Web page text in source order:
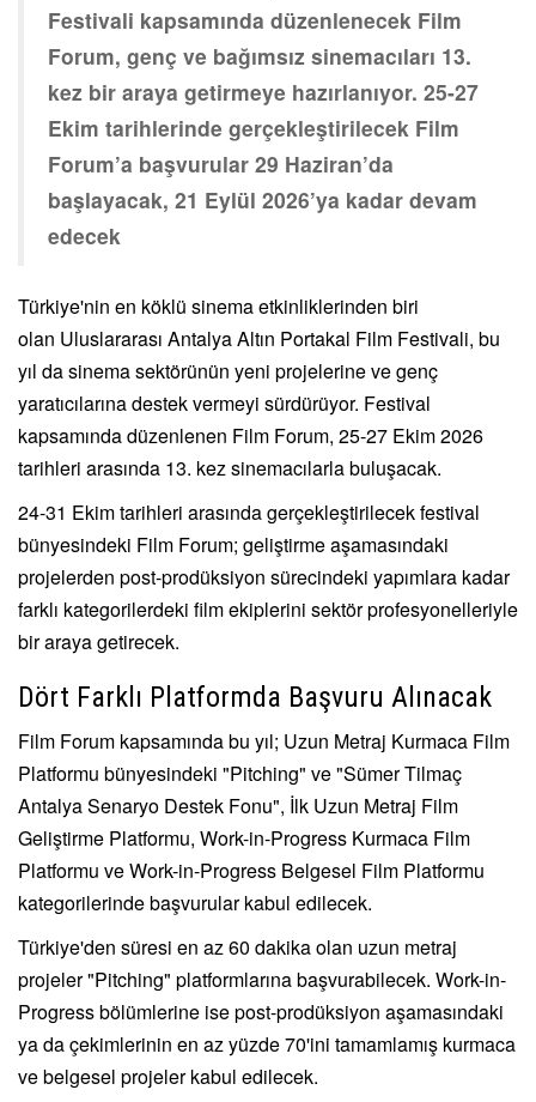
Festivali kapsamında düzenlenecek Film
Forum, genç ve bağımsız sinemacıları 13.
kez bir araya getirmeye hazırlanıyor. 25-27
Ekim tarihlerinde gerçekleştirilecek Film
Forum’a başvurular 29 Haziran’da
başlayacak, 21 Eylül 2026’ya kadar devam
edecek
Türkiye'nin en köklü sinema etkinliklerinden biri
olan Uluslararası Antalya Altın Portakal Film Festivali, bu
yıl da sinema sektörünün yeni projelerine ve genç
yaratıcılarına destek vermeyi sürdürüyor. Festival
kapsamında düzenlenen Film Forum, 25-27 Ekim 2026
tarihleri arasında 13. kez sinemacılarla buluşacak.
24-31 Ekim tarihleri arasında gerçekleştirilecek festival
bünyesindeki Film Forum; geliştirme aşamasındaki
projelerden post-prodüksiyon sürecindeki yapımlara kadar
farklı kategorilerdeki film ekiplerini sektör profesyonelleriyle
bir araya getirecek.
Dört Farklı Platformda Başvuru Alınacak
Film Forum kapsamında bu yıl; Uzun Metraj Kurmaca Film
Platformu bünyesindeki "Pitching" ve "Sümer Tilmaç
Antalya Senaryo Destek Fonu", İlk Uzun Metraj Film
Geliştirme Platformu, Work-in-Progress Kurmaca Film
Platformu ve Work-in-Progress Belgesel Film Platformu
kategorilerinde başvurular kabul edilecek.
Türkiye'den süresi en az 60 dakika olan uzun metraj
projeler "Pitching" platformlarına başvurabilecek. Work-in-
Progress bölümlerine ise post-prodüksiyon aşamasındaki
ya da çekimlerinin en az yüzde 70'ini tamamlamış kurmaca
ve belgesel projeler kabul edilecek.